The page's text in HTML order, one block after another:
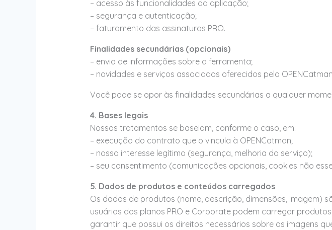
– acesso às funcionalidades da aplicação;
– segurança e autenticação;
– faturamento das assinaturas PRO.
Finalidades secundárias (opcionais)
– envio de informações sobre a ferramenta;
– novidades e serviços associados oferecidos pela
Você pode se opor às finalidades secundárias a qualquer
4. Bases legais
Nossos tratamentos se baseiam, conforme o caso, em:
– execução do contrato que o vincula à OPENCatman;
– nosso interesse legítimo (segurança, melhoria do serviço);
– seu consentimento (comunicações opcionais, cookies não
5. Dados de produtos e conteúdos carregados
Os dados de produtos (nome, descrição, dimensões, imagem)
usuários dos planos PRO e Corporate podem carregar
garantir que possui os direitos necessários sobre as imagens